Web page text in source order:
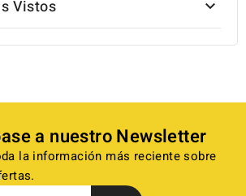
Vistos 
a nuestro Newsletter
la información más reciente sobre